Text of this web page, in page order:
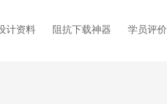
计资料 阻抗下载神器 学员评价